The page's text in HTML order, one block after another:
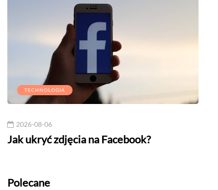
TECHNOLOGIA
2026-08-06
Jak ukryć zdjęcia na Facebook?
Polecane